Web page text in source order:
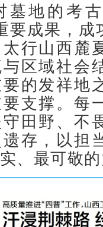
墓地的考
要成果，
行山西麓
区域社会
要的发祥地
支撑。每
田野、不
存，以担
、最可敬